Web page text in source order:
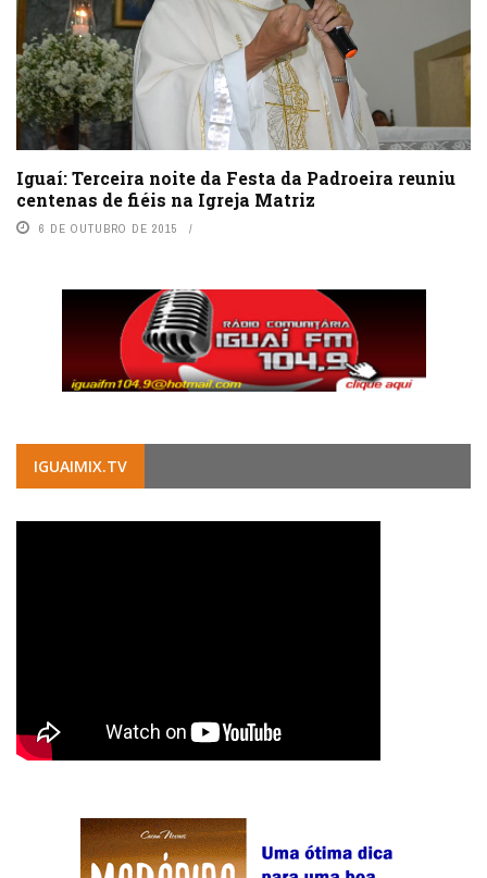
Iguaí: Terceira noite da Festa da Padroeira reuniu
centenas de fiéis na Igreja Matriz
6 DE OUTUBRO DE 2015
IGUAIMIX.TV